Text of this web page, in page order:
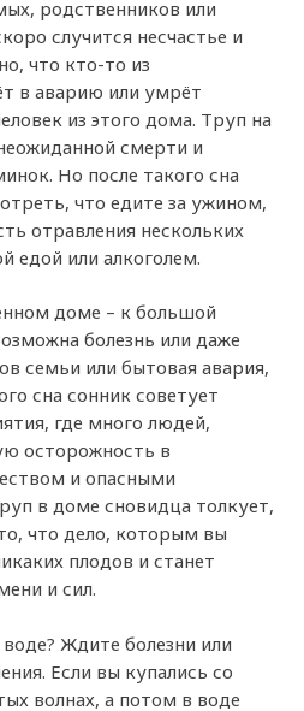
родственников или
случится несчастье и
что кто-то из
в аварию или умрёт
из этого дома. Труп на
смерти и
Но после такого сна
что едите за ужином,
отравления нескольких
едой или алкоголем.
доме – к большой
болезнь или даже
семьи или бытовая авария,
сна сонник советует
где много людей,
осторожность в
и опасными
в доме сновидца толкует,
что дело, которым вы
плодов и станет
и сил.
Ждите болезни или
Если вы купались со
волнах, а потом в воде